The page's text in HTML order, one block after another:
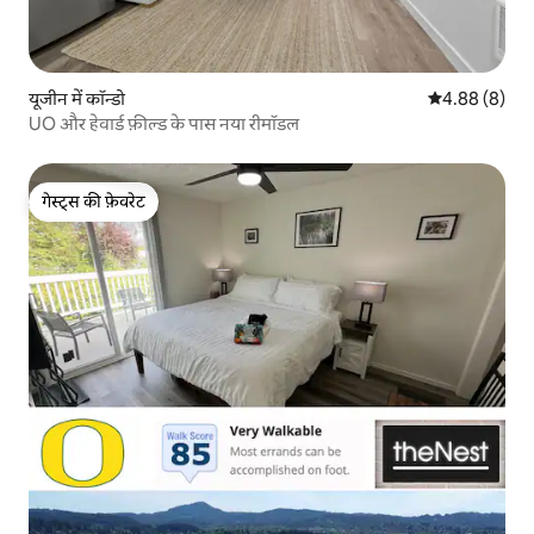
यूजीन में कॉन्डो औसत रेटिंग 5 में
4.88 (8)
UO और हेवार्ड फ़ील्ड के पास नया रीमॉडल
गेस्ट्स की फ़ेवरेट
गेस्ट्स की फ़ेवरेट